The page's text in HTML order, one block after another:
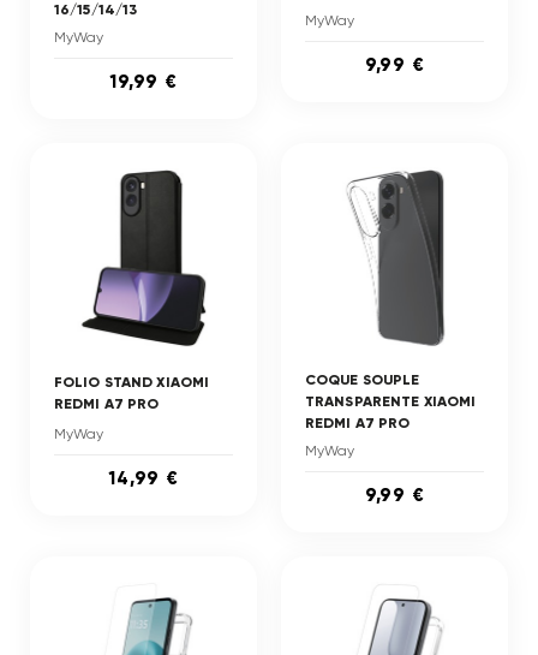
16/15/14/13
MyWay
19,99 €
MyWay
9,99 €
FOLIO STAND XIAOMI
REDMI A7 PRO
MyWay
14,99 €
COQUE SOUPLE
TRANSPARENTE XIAOMI
REDMI A7 PRO
MyWay
9,99 €